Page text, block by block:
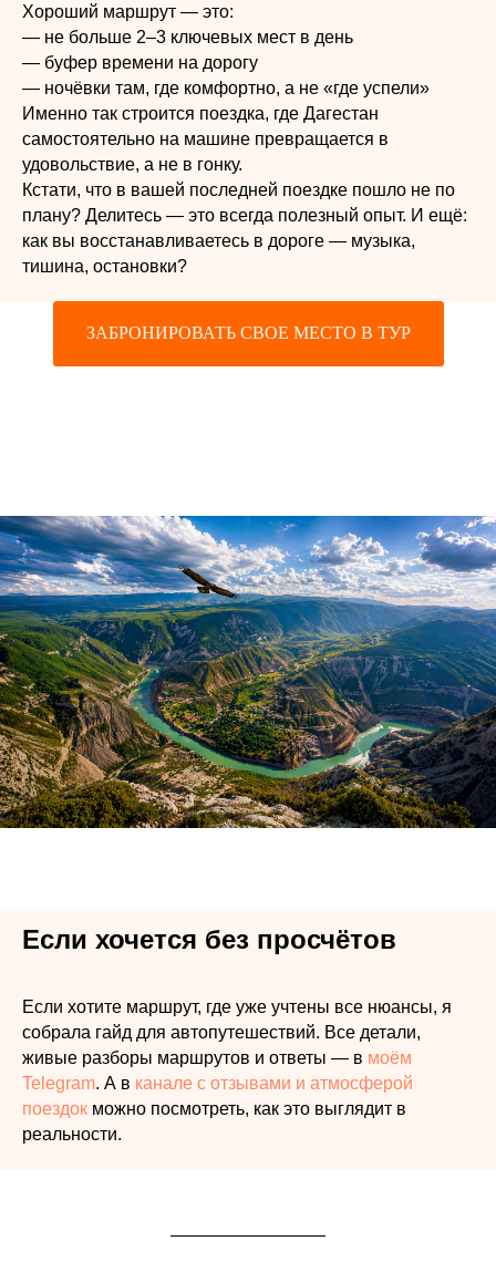
Хороший маршрут — это:
— не больше 2–3 ключевых мест в день
— буфер времени на дорогу
— ночёвки там, где комфортно, а не «где успели»
Именно так строится поездка, где Дагестан
самостоятельно на машине превращается в
удовольствие, а не в гонку.
Кстати, что в вашей последней поездке пошло не по
плану? Делитесь — это всегда полезный опыт. И ещё:
как вы восстанавливаетесь в дороге — музыка,
тишина, остановки?
ЗАБРОНИРОВАТЬ СВОЕ МЕСТО В ТУР
Если хочется без просчётов
Если хотите маршрут, где уже учтены все нюансы, я
собрала гайд для автопутешествий. Все детали,
живые разборы маршрутов и ответы — в моём
Telegram. А в канале с отзывами и атмосферой
поездок можно посмотреть, как это выглядит в
реальности.